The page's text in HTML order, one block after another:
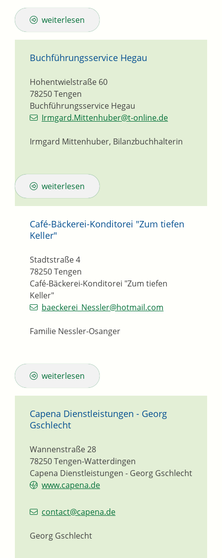
weiterlesen
Buchführungsservice Hegau
Buchführungsservice Hegau
Hohentwielstraße 60
78250Tengen
Irmgard.Mittenhuber@t-online.de
Irmgard Mittenhuber, Bilanzbuchhalterin
weiterlesen
Café-Bäckerei-Konditorei "Zum tiefen
Keller"
Café-Bäckerei-Konditorei "Zum tiefen
Keller"
Stadtstraße 4
78250Tengen
baeckerei_Nessler@hotmail.com
Familie Nessler-Osanger
weiterlesen
Capena Dienstleistungen - Georg
Gschlecht
Capena Dienstleistungen - Georg Gschlecht
Wannenstraße 28
78250Tengen-Watterdingen
www.capena.de
contact@capena.de
Georg Gschlecht